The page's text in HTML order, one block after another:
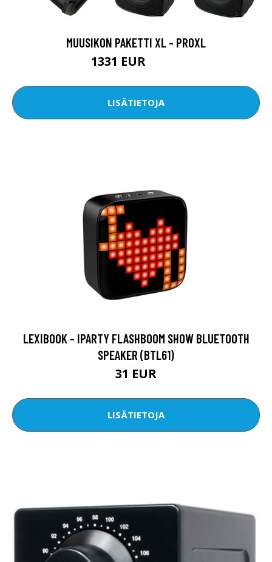
MUUSIKON PAKETTI XL - PROXL
1331 EUR
LISÄTIETOJA
LEXIBOOK - IPARTY FLASHBOOM SHOW BLUETOOTH
SPEAKER (BTL61)
31 EUR
LISÄTIETOJA